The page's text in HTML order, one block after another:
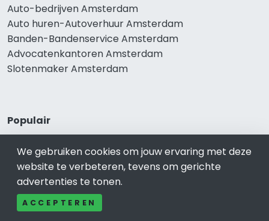
Auto-bedrijven Amsterdam
Auto huren-Autoverhuur Amsterdam
Banden-Bandenservice Amsterdam
Advocatenkantoren Amsterdam
Slotenmaker Amsterdam
Populair
Prive Spa-Sauna Amsterdam
Incassobureau Amsterdam
Bedrijfsruimte Amsterdam
Ongediertebestrijding Amsterdam
We gebruiken cookies om jouw ervaring met deze
website te verbeteren, tevens om gerichte
advertenties te tonen.
ACCEPTEREN